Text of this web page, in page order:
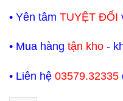
• Yên tâm TUYỆT ĐỐI
• Mua hàng tận kho -
• Liên hệ 03579.32335